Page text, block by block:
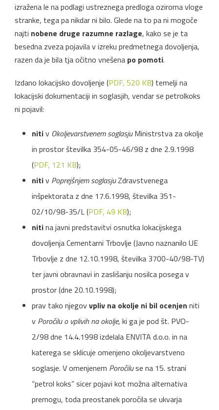
izražena le na podlagi ustreznega predloga oziroma vloge
stranke, tega pa nikdar ni bilo. Glede na to pa ni mogoče
najti nobene druge razumne razlage, kako se je ta
besedna zveza pojavila v izreku predmetnega dovoljenja,
razen da je bila tja očitno vnešena po pomoti.
Izdano lokacijsko dovoljenje (PDF, 520 KB) temelji na
lokacijski dokumentaciji in soglasjih, vendar se petrolkoks
ni pojavil:
nitiv Okoljevarstvenem soglasjuMinistrstva za okolje
in prostor številka 354-05-46/98 z dne 2.9.1998
(PDF, 121 KB);
nitiv Poprejšnjem soglasjuZdravstvenega
inšpektorata z dne 17.6.1998, številka 351-
02/10/98-35/L (PDF, 49 KB);
nitina javni predstavitvi osnutka lokacijskega
dovoljenja Cementarni Trbovlje (Javno naznanilo UE
Trbovlje z dne 12.10.1998, številka 3700-40/98-TV)
ter javni obravnavi in zaslišanju nosilca posega v
prostor (dne 20.10.1998);
prav tako njegovvpliv na okolje ni bil ocenjen niti
v Poročilu o vplivih na okolje, ki ga je pod št. PVO-
2/98 dne 14.4.1998 izdelala ENVITA d.o.o. in na
katerega se sklicuje omenjeno okoljevarstveno
soglasje. V omenjenem Poročiluse na 15. strani
“petrol koks” sicer pojavi kot možna alternativa
premogu, toda preostanek poročila se ukvarja